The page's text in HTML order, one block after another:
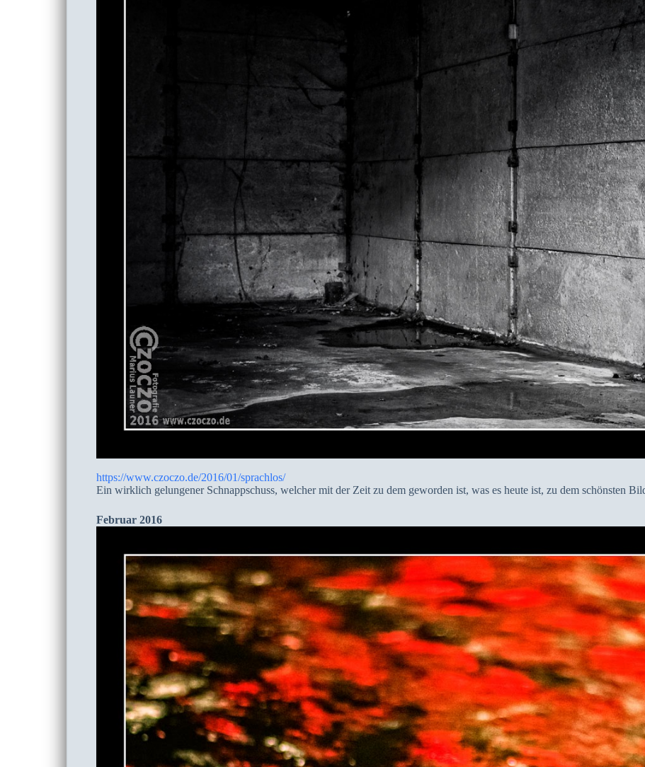
https://www.czoczo.de/2016/01/sprachlos/
Ein wirklich gelungener Schnappschuss, welcher mit der Zeit zu dem geworden ist, was es heute ist, zu dem schönsten
Februar 2016